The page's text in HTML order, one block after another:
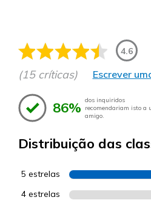
4.6
(15 críticas) Escrever
86% dos inquiridos
recomendariam isto a
amigo.
Distribuição das
5 estrelas
4 estrelas